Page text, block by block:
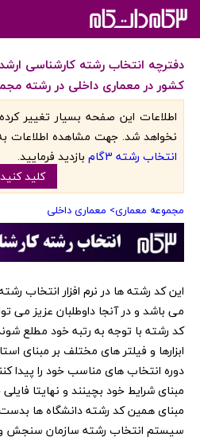
دفترچه انتخاب رشته کارشناسی
کشور در معماری داخلی در رشته
اطلاعات اين صفحه بسيار تغيير
نخواهد شد. جهت مشاهده اطلاعات
انتخاب رشته 3گام
بازديد فرماييد.
کليد کنيد
مجموعه معماری> معماری داخلی
می باشد و در آنجا داوطلبان عزیز می
کد رشته با توجه به رتبه خود مطلع
ابزارها و فیلتر های مختلف بر مبنای
دوره انتخاب های مناسب خود را پیدا
مبنای شرایط خود بچینند و نهایتا
مبنای همین کد رشته دانشگاه ها بدست
سیستم انتخاب رشته سازمان سنجش